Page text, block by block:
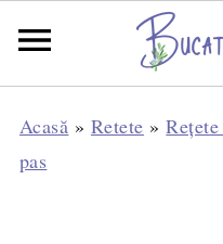
Acasă » Retete »
pas